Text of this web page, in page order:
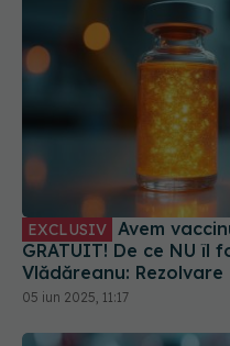
EXCLUSIV
GRATUIT! De ce NU îl
Vlădăreanu: Rezolvare
05 iun 2025, 11:17